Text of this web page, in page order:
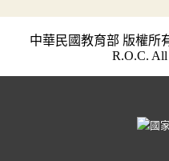
中華民國教育部 版權所
R.O.C. All